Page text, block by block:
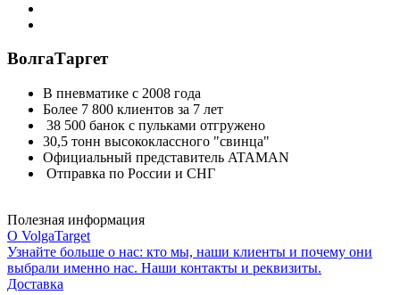
ВолгаТаргет
В пневматике с 2008 года
Более 7 800 клиентов за 7 лет
38 500 банок с пульками отгружено
30,5 тонн высококлассного "свинца"
Официальный представитель ATAMAN
Отправка по России и СНГ
Полезная информация
О VolgaTarget
Узнайте больше о нас: кто мы, наши клиенты и почему они
выбрали именно нас. Наши контакты и реквизиты.
Доставка